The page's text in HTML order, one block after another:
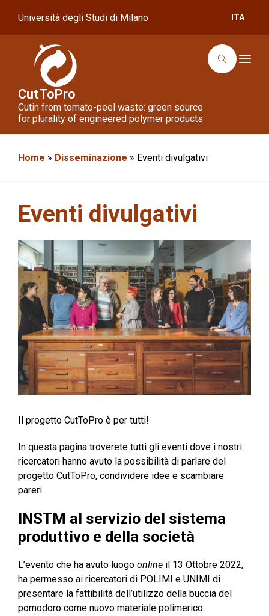
Università degli Studi di Milano ITA
CutToPro
Cutin from tomato-peel waste: green source
for plurality of engineered polymer products
T
v
Home » Disseminazione » Eventi divulgativi
Eventi divulgativi
Il progetto CutToPro è per tutti!
In questa pagina troverete tutti gli eventi dove i nostri
ricercatori hanno avuto la possibilità di parlare del
progetto CutToPro, condividere idee e scambiare
pareri.
INSTM al servizio del sistema
produttivo e della società
L’evento che ha avuto luogo online il 13 Ottobre 2022,
ha permesso ai ricercatori di POLIMI e UNIMI di
presentare la fattibilità dell’utilizzo della buccia del
pomodoro come nuovo materiale polimerico